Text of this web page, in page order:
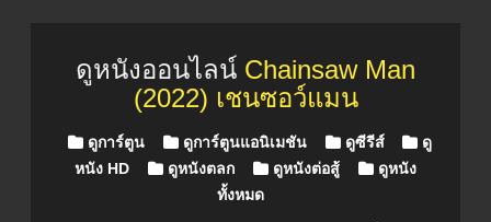
ดูหนังออนไลน์ Chainsaw Man
(2022) เชนซอว์แมน
Posted in
ดูการ์ตูน ดูการ์ตูนแอนิเมชัน ดูซีรีส์
ดู
หนัง HD
ดูหนังตลก ดูหนังต่อสู้
ดูหนัง
ทั้งหมด